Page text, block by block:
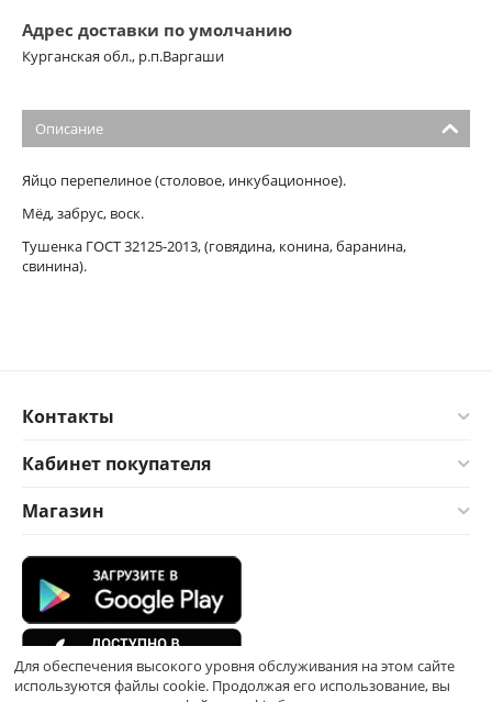
Адрес доставки по умолчанию
Курганская обл., р.п.Варгаши
Описание
Яйцо перепелиное (столовое, инкубационное).
Мёд, забрус, воск.
Тушенка ГОСТ 32125-2013, (говядина, конина, баранина,
свинина).
Контакты
Кабинет покупателя
Магазин
Для обеспечения высокого уровня обслуживания на этом сайте
используются файлы cookie. Продолжая его использование, вы